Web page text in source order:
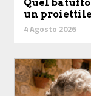
Quel
un proiettile
4 Agosto 2026